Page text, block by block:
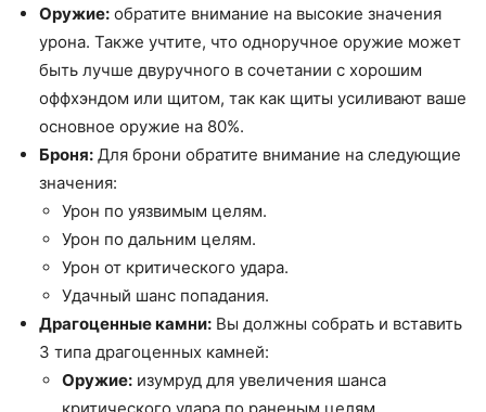
Оружие: обратите внимание на высокие значения
урона. Также учтите, что одноручное оружие может
быть лучше двуручного в сочетании с хорошим
оффхэндом или щитом, так как щиты усиливают ваше
основное оружие на 80%.
Броня: Для брони обратите внимание на следующие
значения:
Урон по уязвимым целям.
Урон по дальним целям.
Урон от критического удара.
Удачный шанс попадания.
Драгоценные камни: Вы должны собрать и вставить
3 типа драгоценных камней:
Оружие: изумруд для увеличения шанса